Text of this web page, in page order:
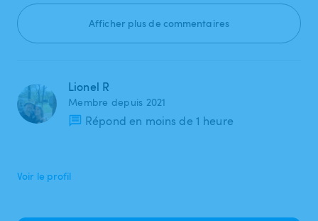
Afficher plus de commentaires
Lionel R
Membre depuis 2021
Répond en moins de 1 heure
Voir le profil